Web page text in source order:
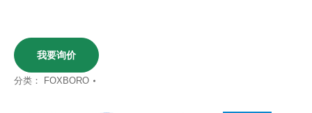
我要询价
分类： FOXBORO